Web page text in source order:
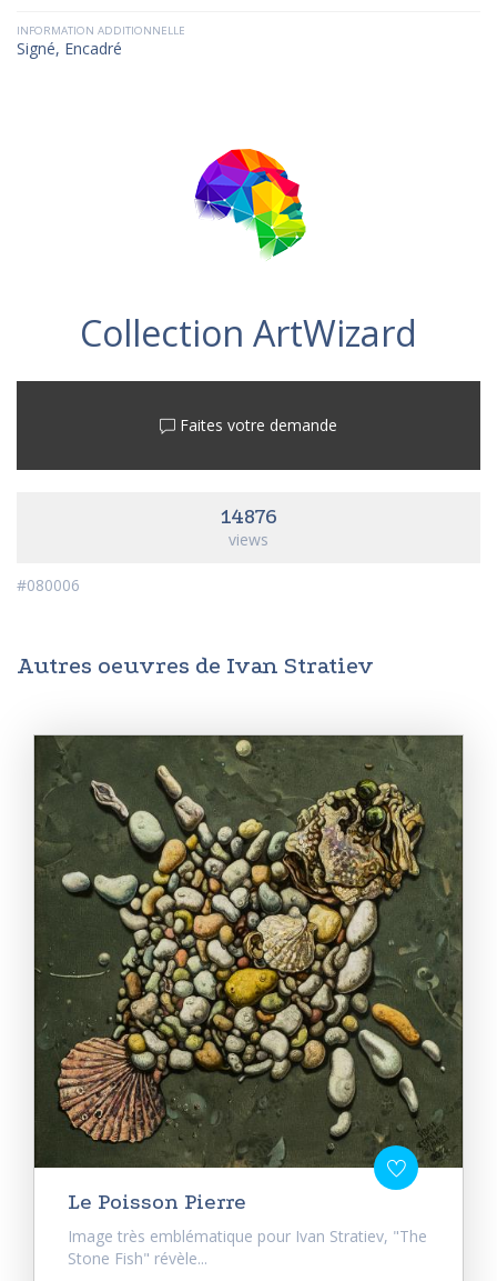
INFORMATION ADDITIONNELLE
Signé, Encadré
Collection ArtWizard
Faites votre demande
14876
views
#080006
Autres oeuvres de Ivan Stratiev
Le Poisson Pierre
Image très emblématique pour Ivan Stratiev, "The
Stone Fish" révèle...